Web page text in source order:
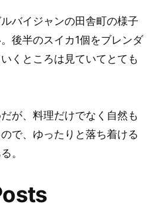
バイジャンの田舎町の様子
後半のスイカ1個をブレンダ
くところは見ていてとても
が、料理だけでなく自然も
で、ゆったりと落ち着ける
。